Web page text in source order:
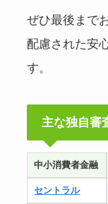
ぜひ最後まで
配慮された安
す。
主な独自審
中小消費者金融
セントラル